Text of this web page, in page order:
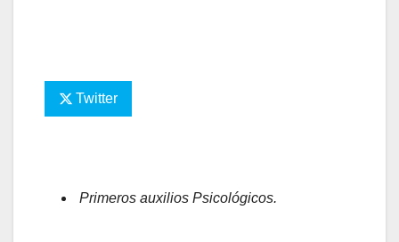
Twitter
Primeros auxilios Psicológicos.